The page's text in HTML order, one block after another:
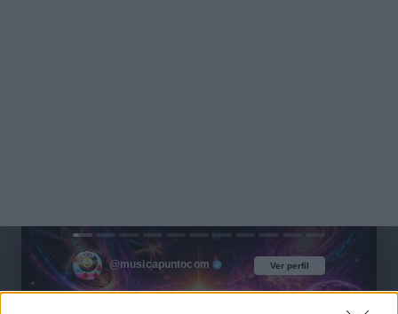
Ver perfil
@musicapuntocom Ver perfil